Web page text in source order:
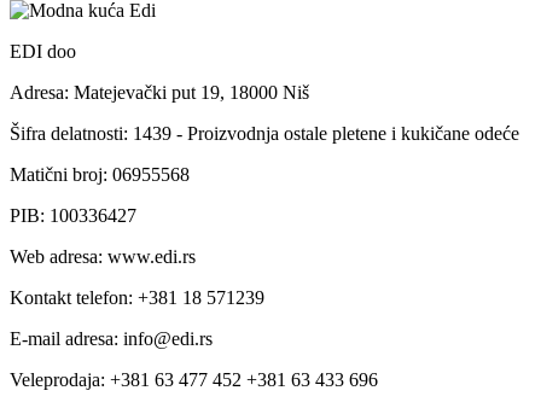
EDI doo
Adresa: Matejevački put 19, 18000 Niš
Šifra delatnosti: 1439 - Proizvodnja ostale pletene i kukičane odeće
Matični broj: 06955568
PIB: 100336427
Web adresa: www.edi.rs
Kontakt telefon: +381 18 571239
E-mail adresa: info@edi.rs
Veleprodaja: +381 63 477 452 +381 63 433 696